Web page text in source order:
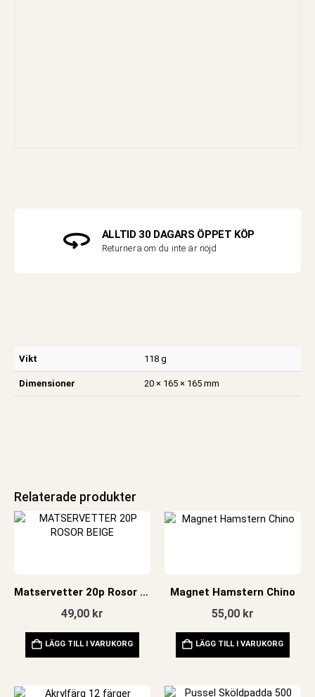
ALLTID 30 DAGARS ÖPPET KÖP
Returnera om du inte är nöjd
Vikt 118 g
Dimensioner 20 × 165 × 165 mm
Relaterade produkter
Matservetter 20p Rosor Beige
49,00 kr
LÄGG TILL I VARUKORG
Magnet Hamstern Chino
55,00 kr
LÄGG TILL I VARUKORG